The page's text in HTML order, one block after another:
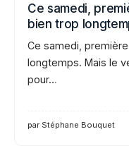
Ce samedi,
bien trop
Ce samedi,
longtemps. Mais le
pour…
par Stéphane Bouquet